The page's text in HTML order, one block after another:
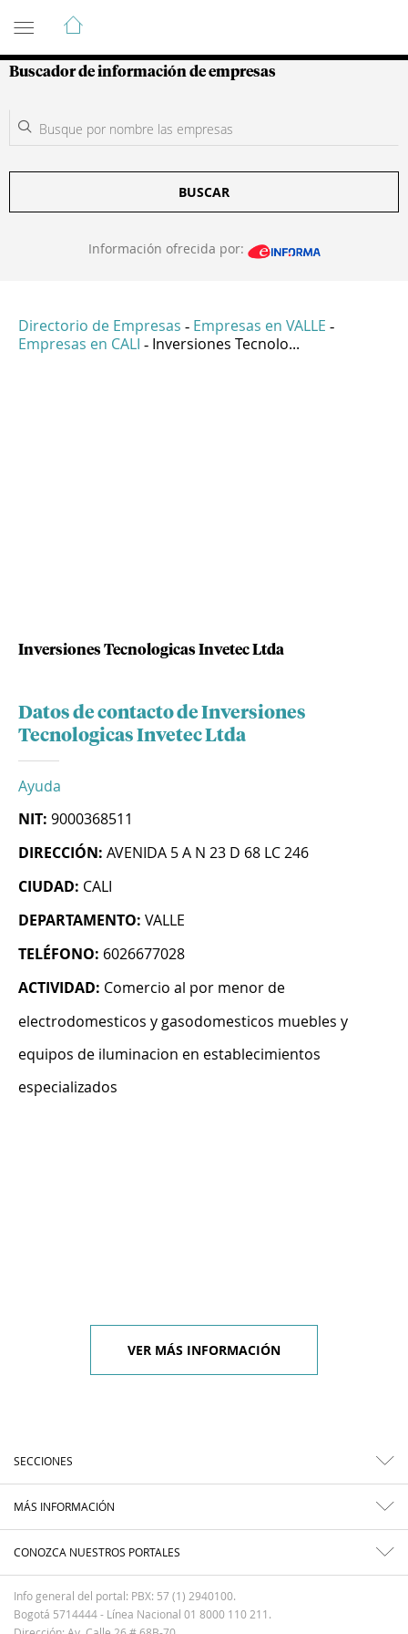
Guía de Empresas Colombianas
Buscador de información de empresas
BUSCAR
Información ofrecida por:
Directorio de Empresas - Empresas en VALLE -
Empresas en CALI - Inversiones Tecnolo...
Inversiones Tecnologicas Invetec Ltda
Datos de contacto de Inversiones
Tecnologicas Invetec Ltda
Ayuda
NIT: 9000368511
DIRECCIÓN: AVENIDA 5 A N 23 D 68 LC 246
CIUDAD: CALI
DEPARTAMENTO: VALLE
TELÉFONO: 6026677028
ACTIVIDAD: Comercio al por menor de
electrodomesticos y gasodomesticos muebles y
equipos de iluminacion en establecimientos
especializados
VER MÁS INFORMACIÓN
SECCIONES
MÁS INFORMACIÓN
CONOZCA NUESTROS PORTALES
Info general del portal: PBX: 57 (1) 2940100.
Bogotá 5714444 - Línea Nacional 01 8000 110 211.